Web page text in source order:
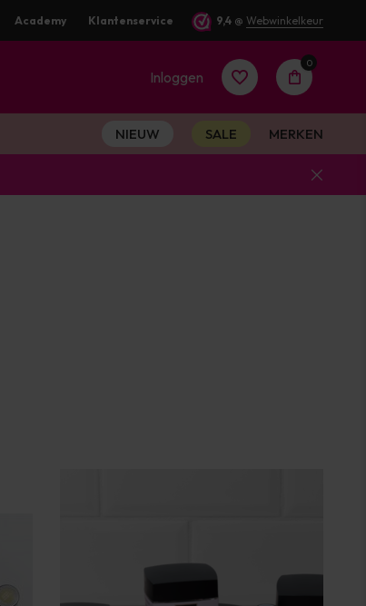
Academy Klantenservice 9,4 @ Webwinkelkeur
Inloggen
0
NIEUW SALE MERKEN